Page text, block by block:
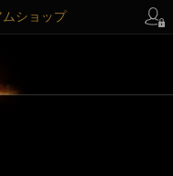
ショップ